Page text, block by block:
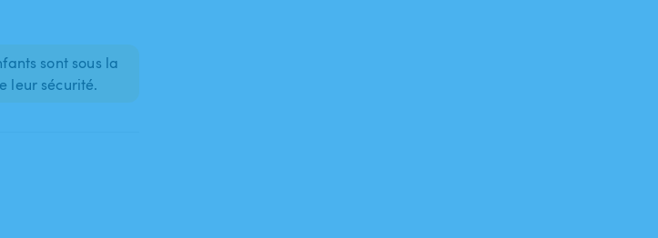
sont sous la
leur sécurité.